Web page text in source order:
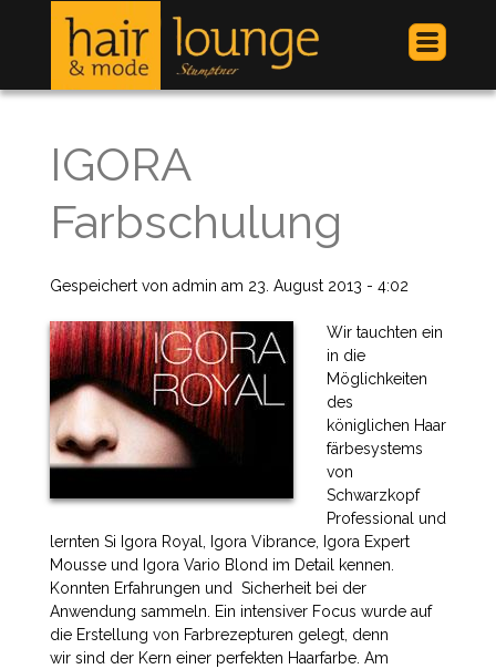
Jump to navigation
IGORA
Farbschulung
Gespeichert von admin am 23. August 2013 - 4:02
Wir tauchten ein
in die
Möglichkeiten
des
königlichen Haar
färbesystems
von
Schwarzkopf
Professional und
lernten Si Igora Royal, Igora Vibrance, Igora Expert
Mousse und Igora Vario Blond im Detail kennen.
Konnten Erfahrungen und Sicherheit bei der
Anwendung sammeln. Ein intensiver Focus wurde auf
die Erstellung von Farbrezepturen gelegt, denn
wir sind der Kern einer perfekten Haarfarbe. Am